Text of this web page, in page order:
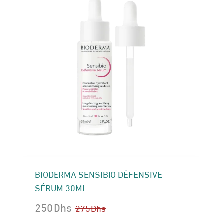
BIODERMA SENSIBIO DÉFENSIVE
SÉRUM 30ML
275Dhs
250Dhs